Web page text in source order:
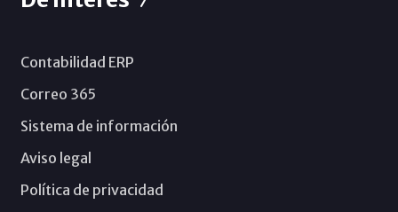
Contabilidad ERP
Correo 365
Sistema de información
Aviso legal
Política de privacidad